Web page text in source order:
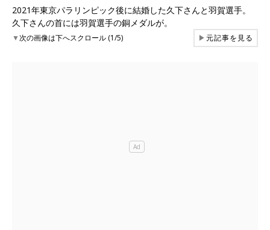
2021年東京パラリンピック後に結婚した久下さんと羽賀選手。
久下さんの首には羽賀選手の銅メダルが。
▼次の画像は下へスクロール (1/5) ▶元記事を見る